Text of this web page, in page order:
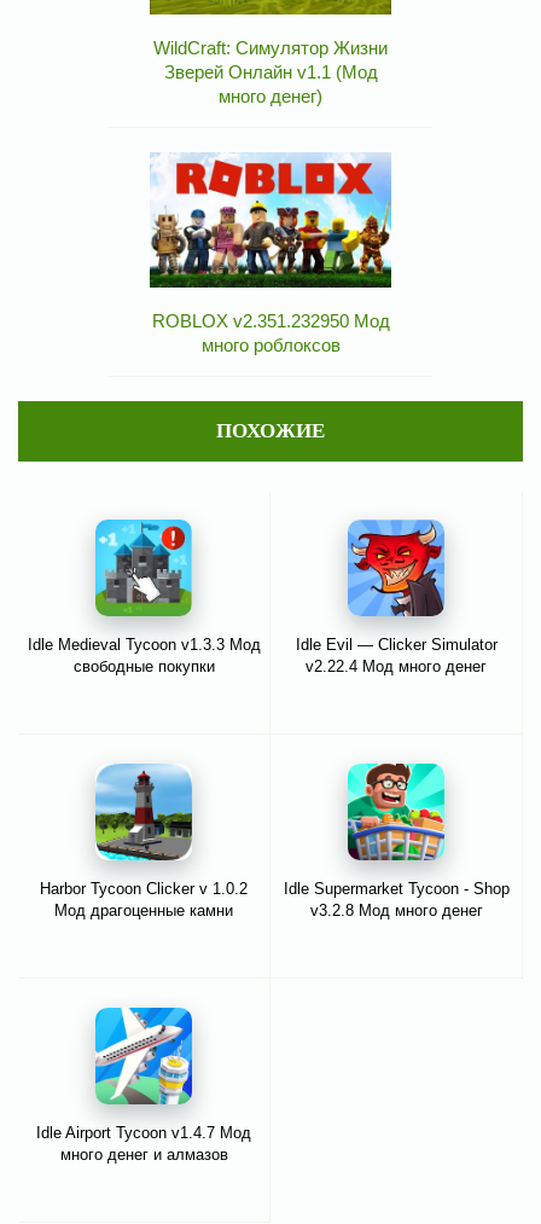
WildCraft: Симулятор Жизни
Зверей Онлайн v1.1 (Мод
много денег)
ROBLOX v2.351.232950 Мод
много роблоксов
ПОХОЖИЕ
Idle Medieval Tycoon v1.3.3 Мод
свободные покупки
Idle Evil — Clicker Simulator
v2.22.4 Мод много денег
Harbor Tycoon Clicker v 1.0.2
Мод драгоценные камни
Idle Supermarket Tycoon - Shop
v3.2.8 Мод много денег
Idle Airport Tycoon v1.4.7 Мод
много денег и алмазов